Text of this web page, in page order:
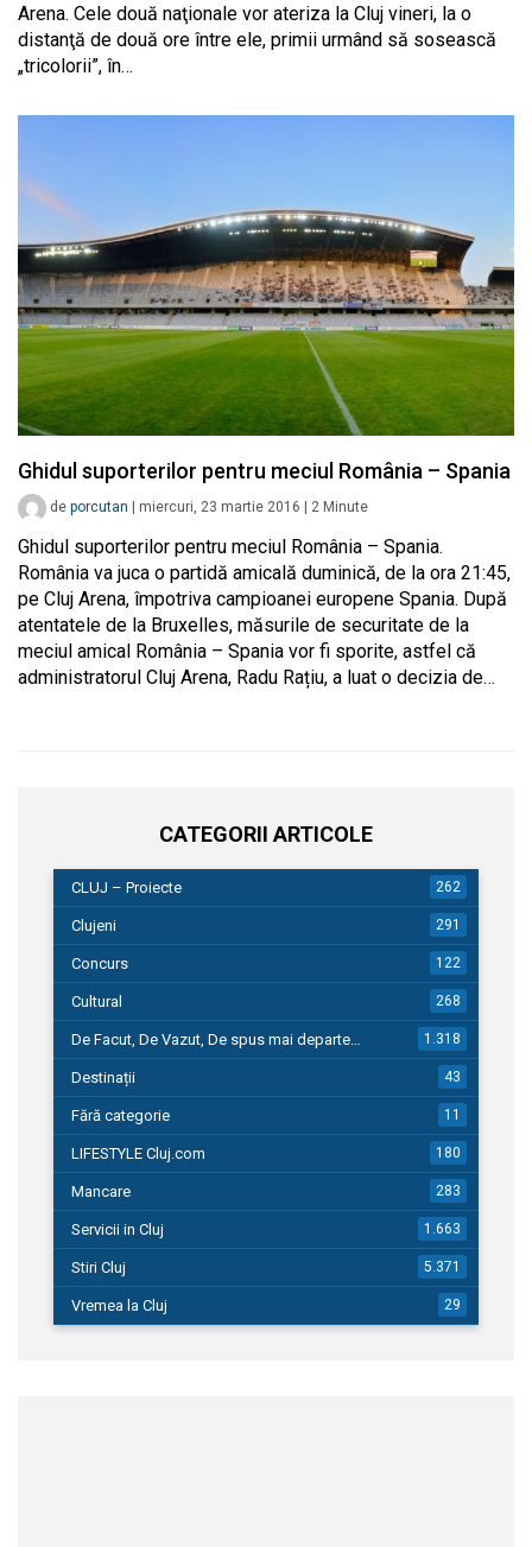
Arena. Cele două naţionale vor ateriza la Cluj vineri, la o
distanţă de două ore între ele, primii urmând să sosească
„tricolorii”, în…
Ghidul suporterilor pentru meciul România – Spania
de porcutan | miercuri, 23 martie 2016 | 2 Minute
Ghidul suporterilor pentru meciul România – Spania.
România va juca o partidă amicală duminică, de la ora 21:45,
pe Cluj Arena, împotriva campioanei europene Spania. După
atentatele de la Bruxelles, măsurile de securitate de la
meciul amical România – Spania vor fi sporite, astfel că
administratorul Cluj Arena, Radu Rațiu, a luat o decizia de…
CATEGORII ARTICOLE
CLUJ – Proiecte 262
Clujeni 291
Concurs 122
Cultural 268
De Facut, De Vazut, De spus mai departe… 1.318
Destinații 43
Fără categorie 11
LIFESTYLE Cluj.com 180
Mancare 283
Servicii in Cluj 1.663
Stiri Cluj 5.371
Vremea la Cluj 29